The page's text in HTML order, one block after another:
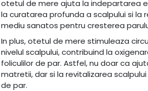
otetul de mere ajuta la indepartarea
la curatarea profunda a scalpului si la
mediu sanatos pentru cresterea
In plus, otetul de mere stimuleaza
nivelul scalpului, contribuind la
foliculilor de par. Astfel, nu doar ca
matretii, dar si la revitalizarea
de par.